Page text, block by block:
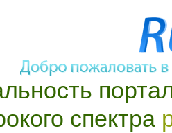
спектра